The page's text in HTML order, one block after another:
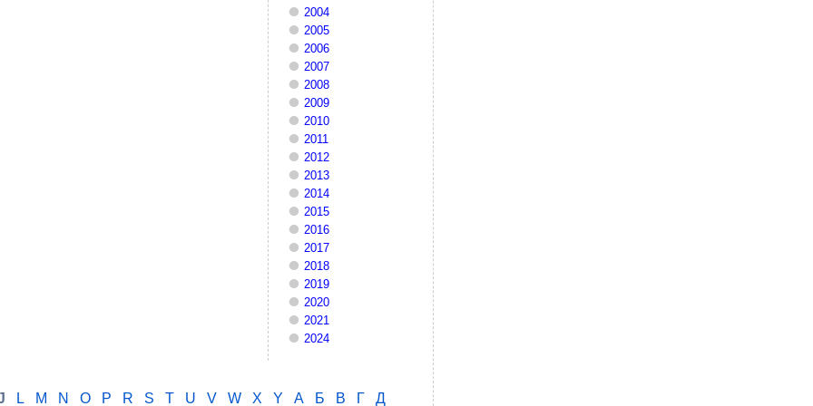
2004
2005
2006
2007
2008
2009
2010
2011
2012
2013
2014
2015
2016
2017
2018
2019
2020
2021
2024
L M N O P R S T U V W X Y А Б В Г
Д